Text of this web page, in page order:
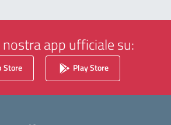
nostra app ufficiale su:
Store Play Store